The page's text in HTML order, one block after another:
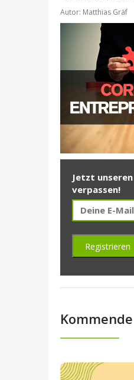
Autor: Matthias Gräf
Jetzt
verpassen!